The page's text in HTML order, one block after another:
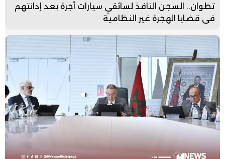
تطوان.. السجن النافذ لسائقي سيارات أجرة بعد إدانتهم
في قضايا الهجرة غير النظامية